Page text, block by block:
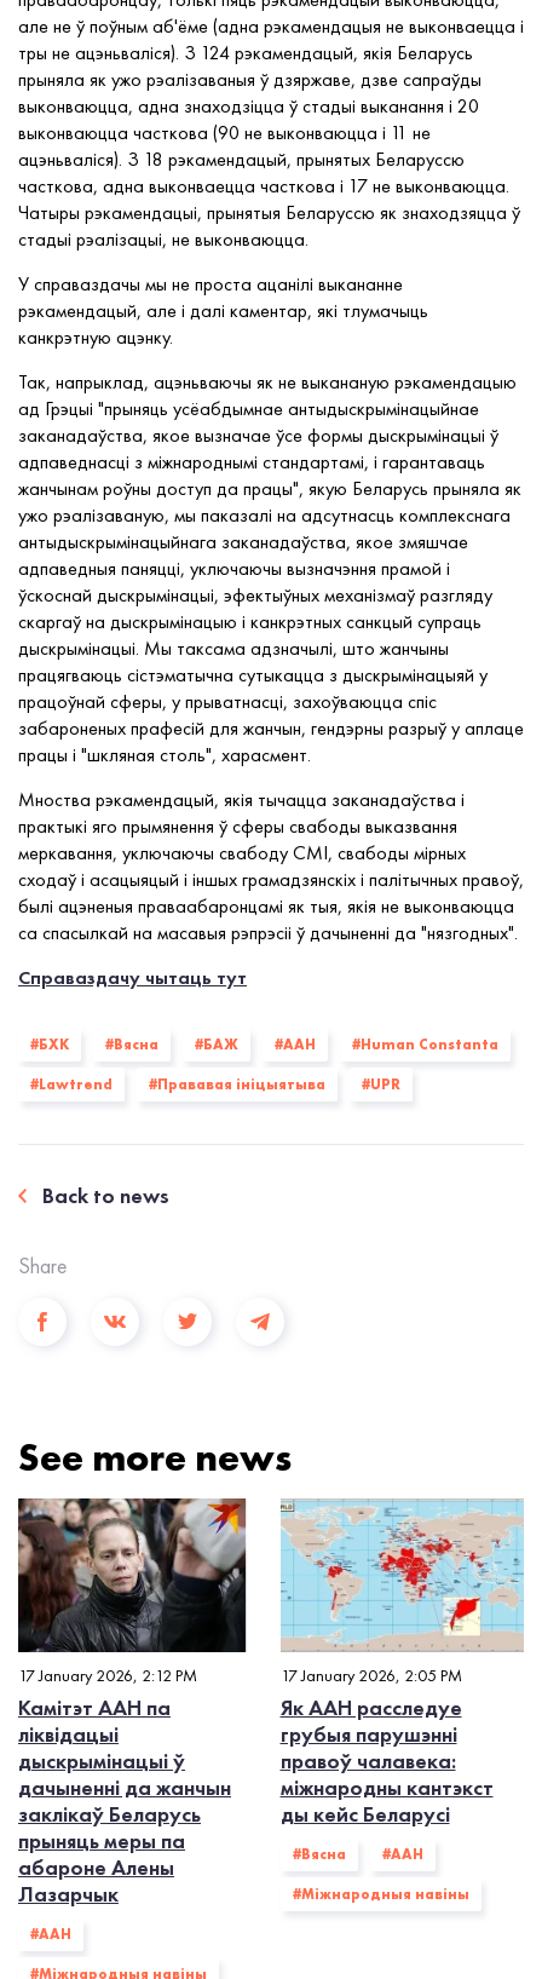
але не ў поўным аб'ёме (адна рэкамендацыя не выконваецца і
тры не ацэньваліся). З 124 рэкамендацый, якія Беларусь
прыняла як ужо рэалізаваныя ў дзяржаве, дзве сапраўды
выконваюцца, адна знаходзіцца ў стадыі выканання і 20
выконваюцца часткова (90 не выконваюцца і 11 не
ацэньваліся). З 18 рэкамендацый, прынятых Беларуссю
часткова, адна выконваецца часткова і 17 не выконваюцца.
Чатыры рэкамендацыі, прынятыя Беларуссю як знаходзяцца ў
стадыі рэалізацыі, не выконваюцца.
У справаздачы мы не проста ацанілі выкананне
рэкамендацый, але і далі каментар, які тлумачыць
канкрэтную ацэнку.
Так, напрыклад, ацэньваючы як не выкананую рэкамендацыю
ад Грэцыі "прыняць усёабдымнае антыдыскрымінацыйнае
заканадаўства, якое вызначае ўсе формы дыскрымінацыі ў
адпаведнасці з міжнароднымі стандартамі, і гарантаваць
жанчынам роўны доступ да працы", якую Беларусь прыняла як
ужо рэалізаваную, мы паказалі на адсутнасць комплекснага
антыдыскрымінацыйнага заканадаўства, якое змяшчае
адпаведныя паняцці, уключаючы вызначэння прамой і
ўскоснай дыскрымінацыі, эфектыўных механізмаў разгляду
скаргаў на дыскрымінацыю і канкрэтных санкцый супраць
дыскрымінацыі. Мы таксама адзначылі, што жанчыны
працягваюць сістэматычна сутыкацца з дыскрымінацыяй у
працоўнай сферы, у прыватнасці, захоўваюцца спіс
забароненых прафесій для жанчын, гендэрны разрыў у аплаце
працы і "шкляная столь", харасмент.
Мноства рэкамендацый, якія тычацца заканадаўства і
практыкі яго прымянення ў сферы свабоды выказвання
меркавання, уключаючы свабоду СМІ, свабоды мірных
сходаў і асацыяцый і іншых грамадзянскіх і палітычных правоў,
былі ацэненыя праваабаронцамі як тыя, якія не выконваюцца
са спасылкай на масавыя рэпрэсіі ў дачыненні да "нязгодных".
Справаздачу чытаць тут
#БХК #Вясна #БАЖ #ААН #Human Constanta
#Lawtrend #Прававая ініцыятыва #UPR
Back to news
Share
See more news
17 January 2026, 2:12 PM
Камітэт ААН па
ліквідацыі
дыскрымінацыі ў
дачыненні да жанчын
заклікаў Беларусь
прыняць меры па
абароне Алены
Лазарчык
#ААН
#Міжнародныя навіны
17 January 2026, 2:05 PM
Як ААН расследуе
грубыя парушэнні
правоў чалавека:
міжнародны кантэкст
ды кейс Беларусі
#Вясна #ААН
#Міжнародныя навіны